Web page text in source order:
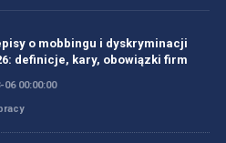
o mobbingu i dyskryminacji
definicje, kary, obowiązki firm
06 00:00:00